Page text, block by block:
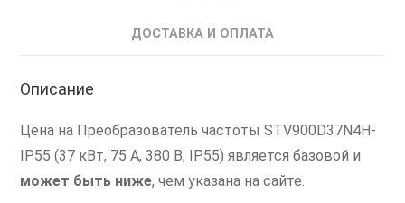
ДОСТАВКА И ОПЛАТА
Описание
Цена на Преобразователь частоты STV900D37N4H-
IP55 (37 кВт, 75 А, 380 В, IP55) является базовой и
может быть ниже, чем указана на сайте.